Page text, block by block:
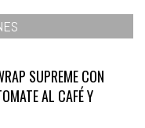
SUPREME CON
AL CAFÉ Y